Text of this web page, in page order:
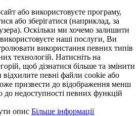
або використовуєте програму,
або зберігатися (наприклад, за
Оскільки ми хочемо залишити
наші послуги, Ви
використання певних типів
технологій. Натисніть на
щоб дізнатися більше та змінити
певні файли cookie або
призвести до відображення менш
до недоступності певних функцій
опис Більше інформації